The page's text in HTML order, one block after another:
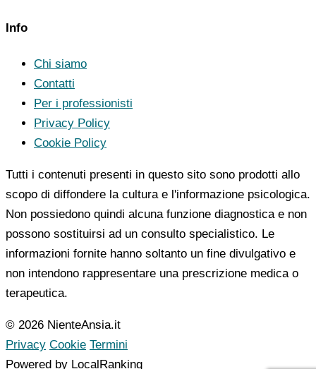
Info
Chi siamo
Contatti
Per i professionisti
Privacy Policy
Cookie Policy
Tutti i contenuti presenti in questo sito sono prodotti allo
scopo di diffondere la cultura e l'informazione psicologica.
Non possiedono quindi alcuna funzione diagnostica e non
possono sostituirsi ad un consulto specialistico. Le
informazioni fornite hanno soltanto un fine divulgativo e
non intendono rappresentare una prescrizione medica o
terapeutica.
© 2026 NienteAnsia.it
Privacy Cookie Termini
Powered by LocalRanking